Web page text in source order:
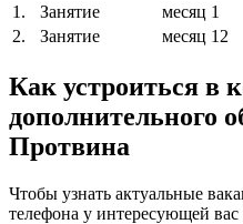
1.
Занятие месяц 1
2.
Занятие месяц 12
Как устроиться в
дополнительного
Протвина
Чтобы узнать актуальные
телефона у интересующей